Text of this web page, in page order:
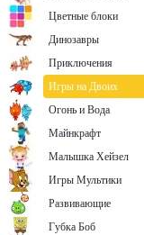
Цветные блоки
Динозавры
Приключения
Игры на Двоих
Огонь и Вода
Майнкрафт
Малышка Хейзел
Игры Мультики
Развивающие
Губка Боб